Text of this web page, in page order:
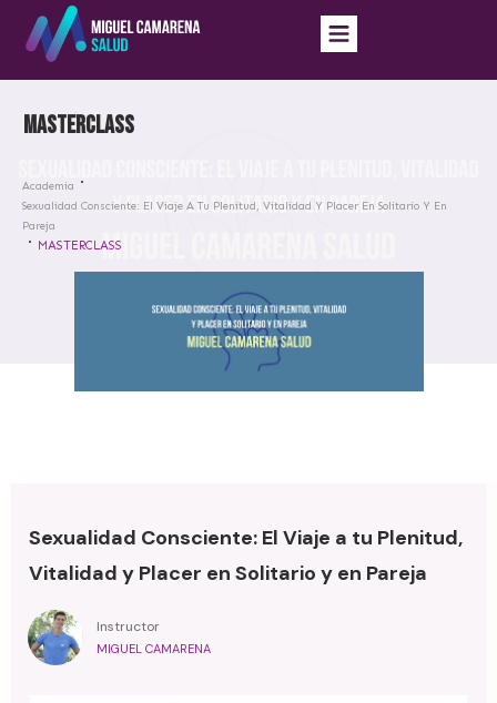
MASTERCLASS
Academia
Sexualidad Consciente: El Viaje A Tu Plenitud, Vitalidad Y Placer En Solitario Y En
Pareja
MASTERCLASS
Sexualidad Consciente: El Viaje a tu Plenitud,
Vitalidad y Placer en Solitario y en Pareja
Instructor
MIGUEL CAMARENA